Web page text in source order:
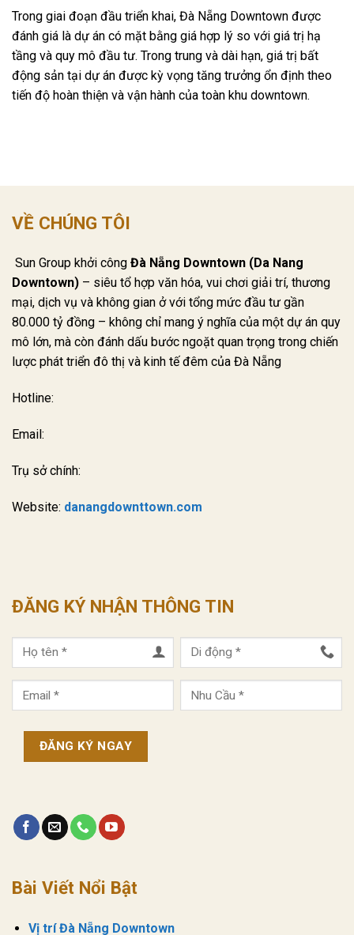
Trong giai đoạn đầu triển khai, Đà Nẵng Downtown được
đánh giá là dự án có mặt bằng giá hợp lý so với giá trị hạ
tầng và quy mô đầu tư. Trong trung và dài hạn, giá trị bất
động sản tại dự án được kỳ vọng tăng trưởng ổn định theo
tiến độ hoàn thiện và vận hành của toàn khu downtown.
VỀ CHÚNG TÔI
Sun Group khởi công Đà Nẵng Downtown (Da Nang
Downtown) – siêu tổ hợp văn hóa, vui chơi giải trí, thương
mại, dịch vụ và không gian ở với tổng mức đầu tư gần
80.000 tỷ đồng – không chỉ mang ý nghĩa của một dự án quy
mô lớn, mà còn đánh dấu bước ngoặt quan trọng trong chiến
lược phát triển đô thị và kinh tế đêm của Đà Nẵng
Hotline:
Email:
Trụ sở chính:
Website: danangdownttown.com
ĐĂNG KÝ NHẬN THÔNG TIN
Bài Viết Nổi Bật
Vị trí Đà Nẵng Downtown